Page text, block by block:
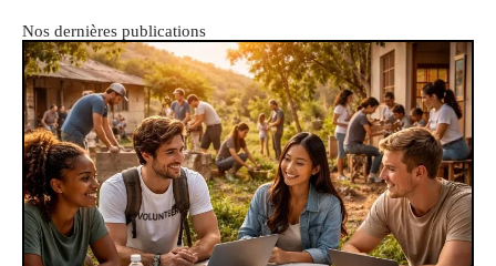
Nos dernières publications